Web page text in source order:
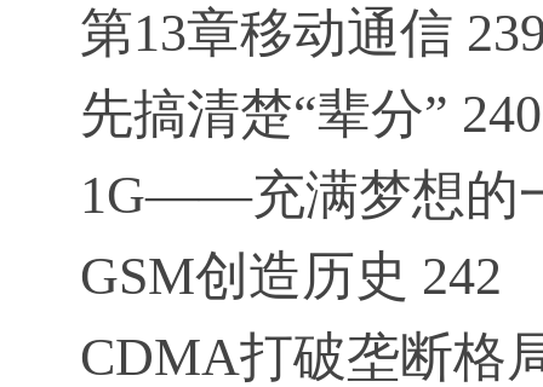
第13章移动通信
先搞清楚“辈分” 240
1G——充满梦想的
GSM创造历史 242
CDMA打破垄断格